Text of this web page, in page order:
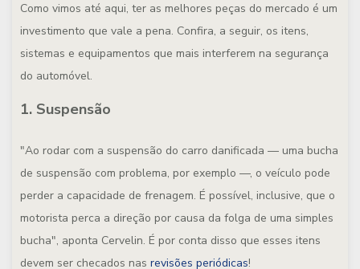
Como vimos até aqui, ter as melhores peças do mercado é um
investimento que vale a pena. Confira, a seguir, os itens,
sistemas e equipamentos que mais interferem na segurança
do automóvel.
1. Suspensão
"Ao rodar com a suspensão do carro danificada — uma bucha
de suspensão com problema, por exemplo —, o veículo pode
perder a capacidade de frenagem. É possível, inclusive, que o
motorista perca a direção por causa da folga de uma simples
bucha", aponta Cervelin. É por conta disso que esses itens
devem ser checados nas revisões periódicas!